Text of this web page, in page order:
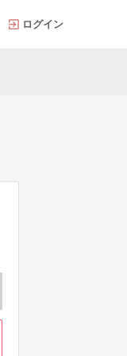
ログイン